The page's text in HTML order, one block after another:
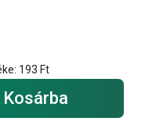
193 Ft
Kosárba